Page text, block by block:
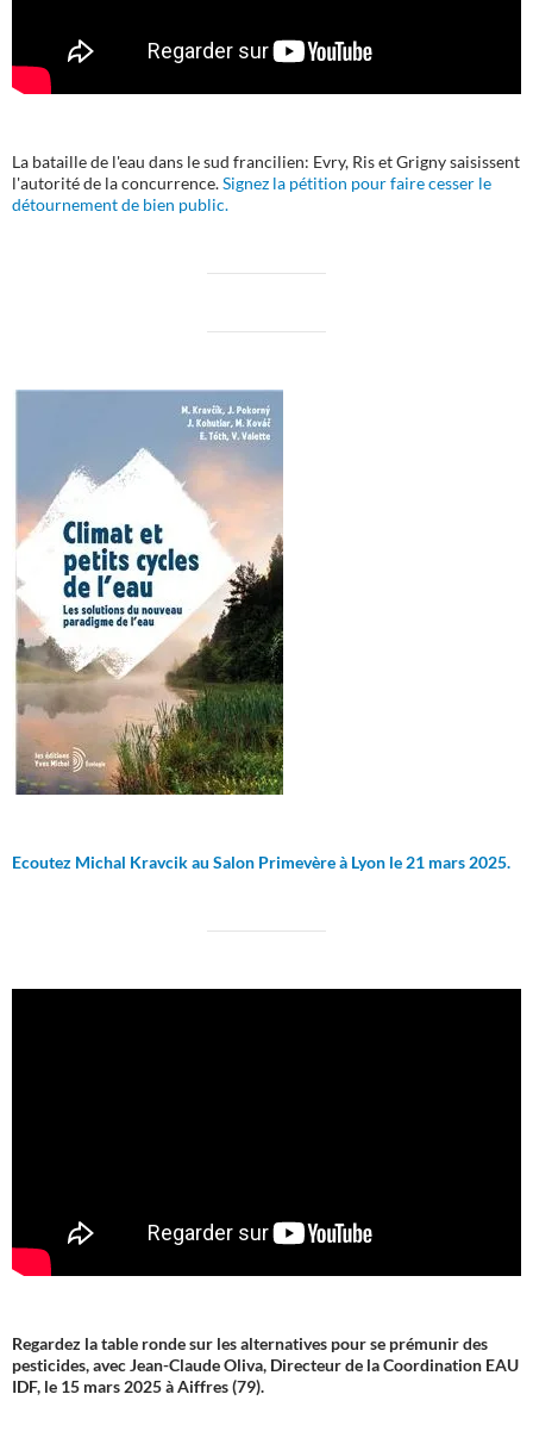
La bataille de l'eau dans le sud francilien: Evry, Ris et Grigny saisissent
l'autorité de la concurrence.Signez la pétition pour faire cesser le
détournement de bien public.
Ecoutez Michal Kravcik au Salon Primevère à Lyon le 21 mars 2025.
Regardez la table ronde sur les alternatives pour se prémunir des
pesticides, avec Jean-Claude Oliva, Directeur de la Coordination EAU
IDF, le 15 mars 2025 à Aiffres (79).